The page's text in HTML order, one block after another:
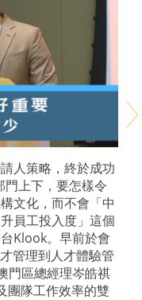
人策略，終於成功
門上下，要怎樣令
文化，而不會「中
員工投入度」這個
Klook。早前於會
管理到人才體驗管
門區總經理岑皓祺
團隊工作效率的雙